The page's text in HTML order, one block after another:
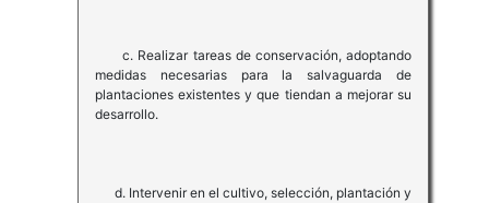
c. Realizar tareas de conservación, adoptando
medidas necesarias para la salvaguarda de
plantaciones existentes y que tiendan a mejorar su
desarrollo.
d. Intervenir en el cultivo, selección, plantación y